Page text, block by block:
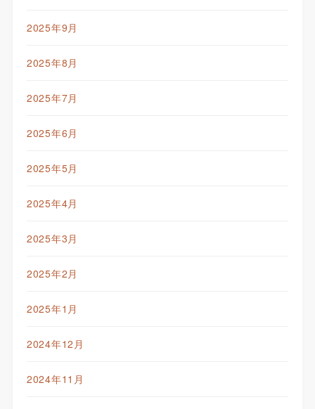
2025年9月
2025年8月
2025年7月
2025年6月
2025年5月
2025年4月
2025年3月
2025年2月
2025年1月
2024年12月
2024年11月